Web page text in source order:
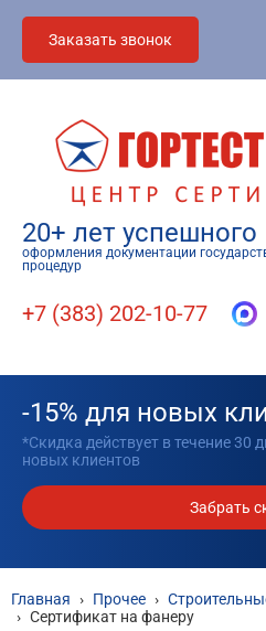
Заказать звонок
20+ лет успешного
оформления документации
процедур
+7 (383) 202-10-77
-15% для новых
*Скидка действует в течение 30
новых клиентов
Забрать
Главная › Прочее ›
› Сертификат на фанеру